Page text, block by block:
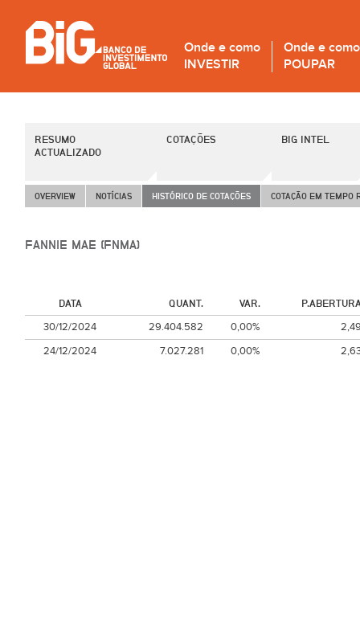
Onde e como
INVESTIR
Onde e como
POUPAR
RESUMO
ACTUALIZADO
COTAÇÕES BIG INTEL
OVERVIEW NOTÍCIAS HISTÓRICO DE COTAÇÕES COTAÇÃO EM TEMPO
FANNIE MAE (FNMA)
DATA QUANT. VAR.
30/12/2024
29.404.582 0,00%
24/12/2024
7.027.281 0,00%